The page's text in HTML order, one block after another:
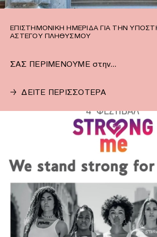
ΕΠΙΣΤΗΜΟΝΙΚΉ ΗΜΕΡΊΔΑ ΓΙΑ ΤΗΝ
ΆΣΤΕΓΟΥ ΠΛΗΘΥΣΜΟΎ
ΣΑΣ ΠΕΡΙΜΕΝΟΥΜΕ στην…
→ ΔΕΙΤΕ ΠΕΡΙΣΣΟΤΕΡΑ